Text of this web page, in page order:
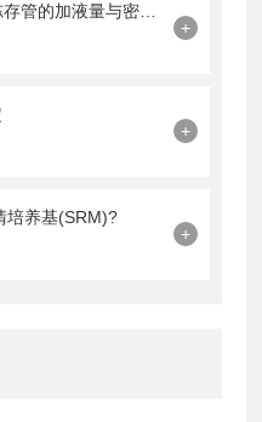
+
+
培养基(SRM)?
+